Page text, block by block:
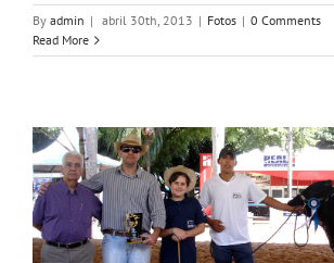
By admin | abril 30th, 2013 | Fotos | 0 Comments
Read More